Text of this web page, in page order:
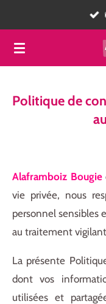
au
contenu
principal
Politique de
Alaframboiz Bougie
vie privée, nous
personnel sensibles
au traitement
La présente
dont vos
utilisées et